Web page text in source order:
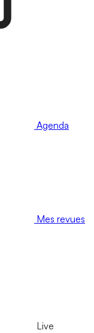
Agenda
Mes revues
Live